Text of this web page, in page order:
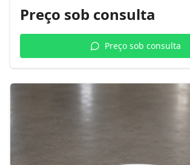
Preço sob consulta
Preço sob consulta